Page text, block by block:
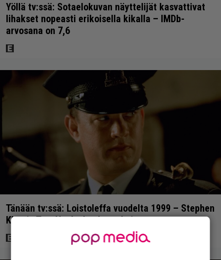
Yöllä tv:ssä: Sotaelokuvan näyttelijät kasvattivat
lihakset nopeasti erikoisella kikalla – IMDb-
arvosana on 7,6
Tänään tv:ssä: Loistoleffa vuodelta 1999 – Stephen
King ja Tom Hanks laadun takeina